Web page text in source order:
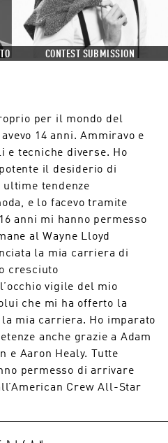
CONTEST SUBMISSION
per il mondo del
14 anni. Ammiravo e
tecniche diverse. Ho
il desiderio di
tendenze
e lo facevo tramite
anni mi hanno permesso
al Wayne Lloyd
la mia carriera di
cresciuto
vigile del mio
che mi ha offerto la
mia carriera. Ho imparato
anche grazie a Adam
e Aaron Healy. Tutte
permesso di arrivare
Crew All-Star